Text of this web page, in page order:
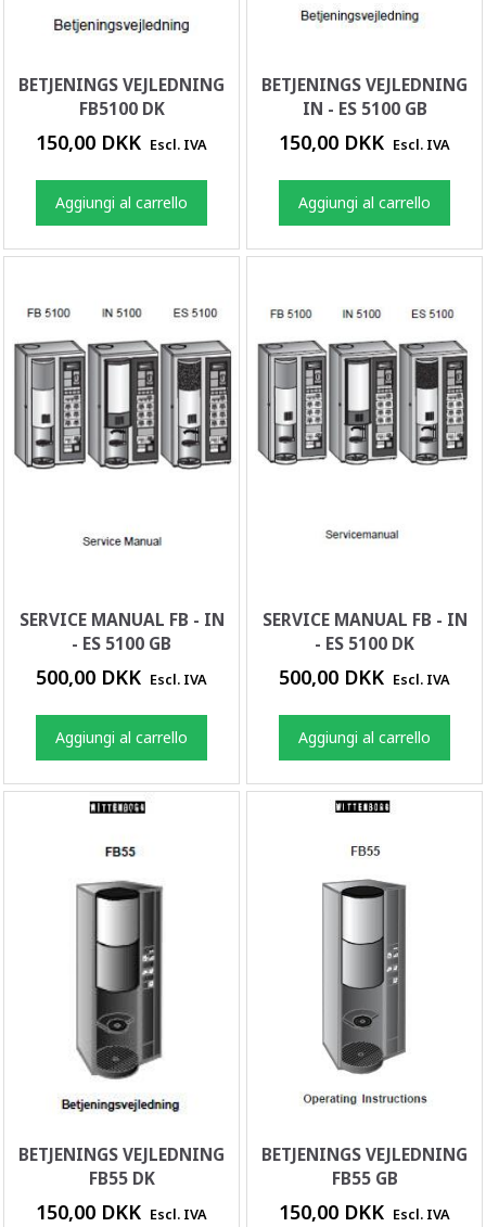
BETJENINGS VEJLEDNING
FB5100 DK
150,00 DKK Escl. IVA
Aggiungi al carrello
BETJENINGS VEJLEDNING
IN - ES 5100 GB
150,00 DKK Escl. IVA
Aggiungi al carrello
SERVICE MANUAL FB - IN
- ES 5100 GB
500,00 DKK Escl. IVA
Aggiungi al carrello
SERVICE MANUAL FB - IN
- ES 5100 DK
500,00 DKK Escl. IVA
Aggiungi al carrello
BETJENINGS VEJLEDNING
FB55 DK
150,00 DKK Escl. IVA
BETJENINGS VEJLEDNING
FB55 GB
150,00 DKK Escl. IVA